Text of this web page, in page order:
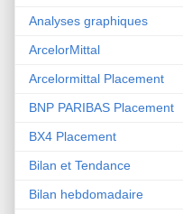
Analyses graphiques
ArcelorMittal
Arcelormittal Placement
BNP PARIBAS Placement
BX4 Placement
Bilan et Tendance
Bilan hebdomadaire